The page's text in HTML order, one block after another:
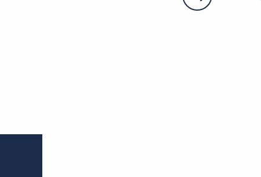
aux favoris